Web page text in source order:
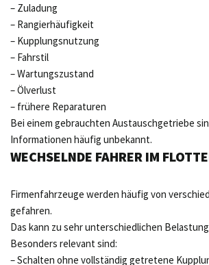
– Zuladung
– Rangierhäufigkeit
– Kupplungsnutzung
– Fahrstil
– Wartungszustand
– Ölverlust
– frühere Reparaturen
Bei einem gebrauchten Austauschgetriebe
Informationen häufig unbekannt.
WECHSELNDE FAHRER IM
Firmenfahrzeuge werden häufig von
gefahren.
Das kann zu sehr unterschiedlichen
Besonders relevant sind:
– Schalten ohne vollständig getretene